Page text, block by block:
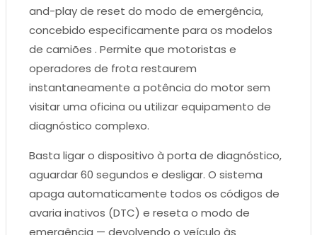
and-play de reset do modo de emergência,
concebido especificamente para os modelos
de camiões . Permite que motoristas e
operadores de frota restaurem
instantaneamente a potência do motor sem
visitar uma oficina ou utilizar equipamento de
diagnóstico complexo.
Basta ligar o dispositivo à porta de diagnóstico,
aguardar 60 segundos e desligar. O sistema
apaga automaticamente todos os códigos de
avaria inativos (DTC) e reseta o modo de
emergência — devolvendo o veículo às